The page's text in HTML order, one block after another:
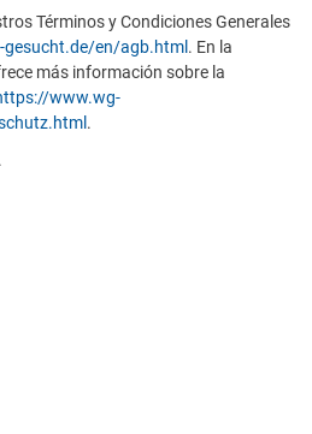
Términos y Condiciones Generales
en/agb.html . En la
más información sobre la
www.wg-
.